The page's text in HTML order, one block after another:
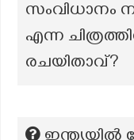
സംവിധാനം
എന്ന
രചയിതാവ്‌?